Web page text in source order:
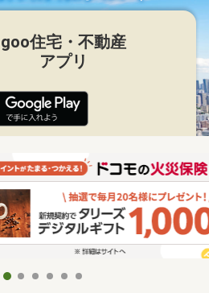
goo住宅・不動産
アプリ